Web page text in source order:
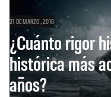
31 DE MARZO, 2018
¿Cuánto rigor
histórica más
años?